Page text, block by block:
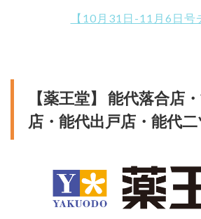
【10月31日-11月6日号
【薬王堂】 能代落合店
店・能代出戸店・能代